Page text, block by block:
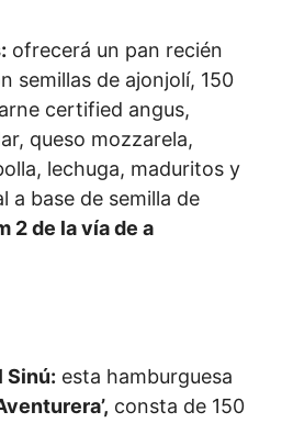
ofrecerá un pan recién
semillas de ajonjolí, 150
certified angus,
queso mozzarela,
lechuga, maduritos y
a base de semilla de
2 de la vía de a
Sinú: esta hamburguesa
consta de 150